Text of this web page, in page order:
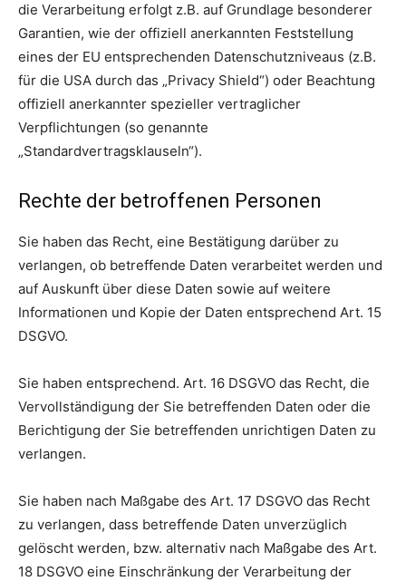
die Verarbeitung erfolgt z.B. auf Grundlage besonderer
Garantien, wie der offiziell anerkannten Feststellung
eines der EU entsprechenden Datenschutzniveaus (z.B.
für die USA durch das „Privacy Shield“) oder Beachtung
offiziell anerkannter spezieller vertraglicher
Verpflichtungen (so genannte
„Standardvertragsklauseln“).
Rechte der betroffenen Personen
Sie haben das Recht, eine Bestätigung darüber zu
verlangen, ob betreffende Daten verarbeitet werden und
auf Auskunft über diese Daten sowie auf weitere
Informationen und Kopie der Daten entsprechend Art. 15
DSGVO.
Sie haben entsprechend. Art. 16 DSGVO das Recht, die
Vervollständigung der Sie betreffenden Daten oder die
Berichtigung der Sie betreffenden unrichtigen Daten zu
verlangen.
Sie haben nach Maßgabe des Art. 17 DSGVO das Recht
zu verlangen, dass betreffende Daten unverzüglich
gelöscht werden, bzw. alternativ nach Maßgabe des Art.
18 DSGVO eine Einschränkung der Verarbeitung der